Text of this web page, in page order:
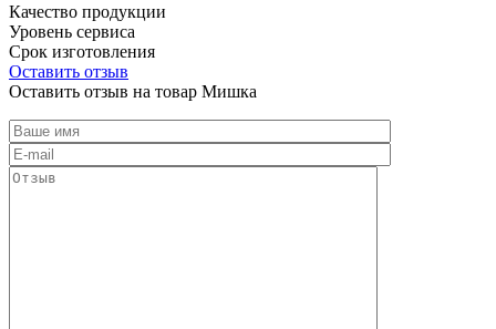
Качество продукции
Уровень сервиса
Срок изготовления
Оставить отзыв
Оставить отзыв на товар Мишка